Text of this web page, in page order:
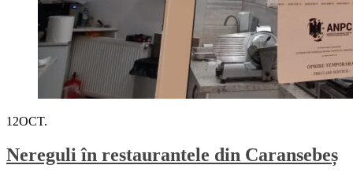
12OCT.
Nereguli în restaurantele din Caransebeș